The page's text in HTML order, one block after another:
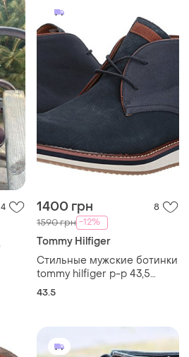
4 1400 грн 8
1590 грн -12%
Tommy Hilfiger
Стильные мужские ботинки
tommy hilfiger р-р 43,5
оригинал
43.5